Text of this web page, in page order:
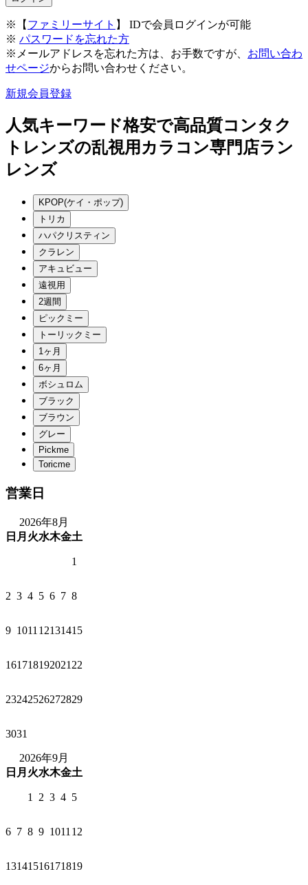
※【 ファミリーサイト 】 IDで会員ログインが可能
※ パスワードを忘れた方
※メールアドレスを忘れた方は、お手数ですが、 お問い合わ
せページからお問い合わせください。
新規会員登録
人気キーワード格安で高品質コンタク
トレンズの乱視用カラコン専門店ラン
レンズ
営業日
2026年8月
日 月 火水木金土
1
2 3 4 5 6 7 8
9 1011 12131415
161718192021 22
23242526272829
3031
2026年9月
日 月 火水木金土
1 2 3 4 5
6 7 8 9 1011 12
13141516171819